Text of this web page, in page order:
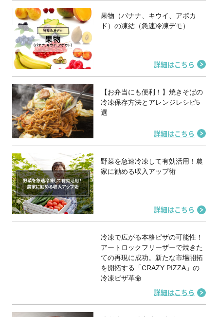
果物（バナナ、キウイ、アボカ
ド）の凍結（急速冷凍デモ）
詳細はこちら
【お弁当にも便利！】焼きそばの
冷凍保存方法とアレンジレシピ5
選
詳細はこちら
野菜を急速冷凍して有効活用！農
家に勧める収入アップ術
詳細はこちら
冷凍で広がる本格ピザの可能性！
アートロックフリーザーで焼きた
ての再現に成功。新たな市場開拓
を開拓する「CRAZY PIZZA」の
冷凍ピザ革命
詳細はこちら